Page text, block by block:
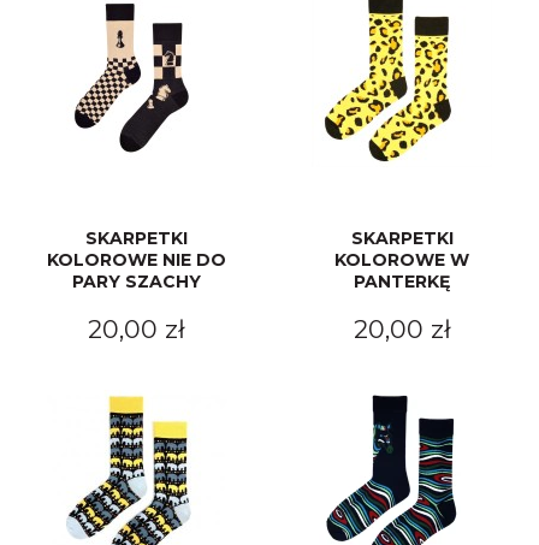
SKARPETKI
KOLOROWE NIE DO
PARY SZACHY
20,00 zł
SKARPETKI
KOLOROWE W
PANTERKĘ
20,00 zł